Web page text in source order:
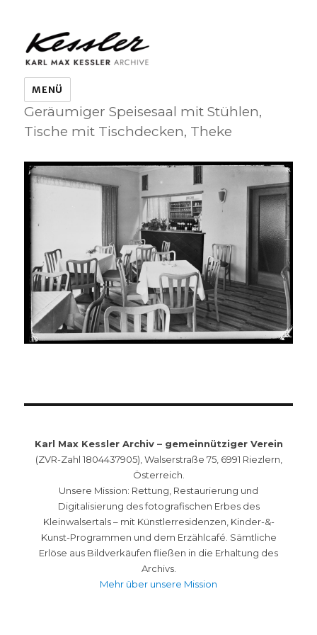
KARL MAX KESSLER ARCHIVE
MENÜ
Geräumiger Speisesaal mit Stühlen,
Tische mit Tischdecken, Theke
Karl Max Kessler Archiv – gemeinnütziger Verein
(ZVR-Zahl 1804437905), Walserstraße 75, 6991 Riezlern,
Österreich.
Unsere Mission: Rettung, Restaurierung und
Digitalisierung des fotografischen Erbes des
Kleinwalsertals – mit Künstlerresidenzen, Kinder-&-
Kunst-Programmen und dem Erzählcafé. Sämtliche
Erlöse aus Bildverkäufen fließen in die Erhaltung des
Archivs.
Mehr über unsere Mission